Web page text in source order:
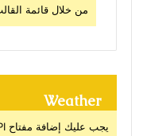
من خلال قائمة
Weather